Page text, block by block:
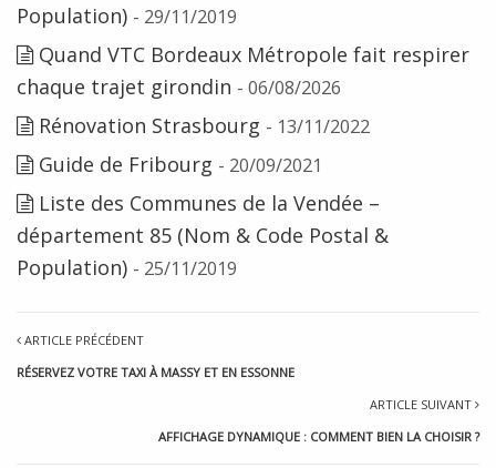
Population) - 29/11/2019
Quand VTC Bordeaux Métropole fait respirer
chaque trajet girondin - 06/08/2026
Rénovation Strasbourg - 13/11/2022
Guide de Fribourg - 20/09/2021
Liste des Communes de la Vendée –
département 85 (Nom & Code Postal &
Population) - 25/11/2019
ARTICLE PRÉCÉDENT
RÉSERVEZ VOTRE TAXI À MASSY ET EN ESSONNE
ARTICLE SUIVANT
AFFICHAGE DYNAMIQUE : COMMENT BIEN LA CHOISIR ?